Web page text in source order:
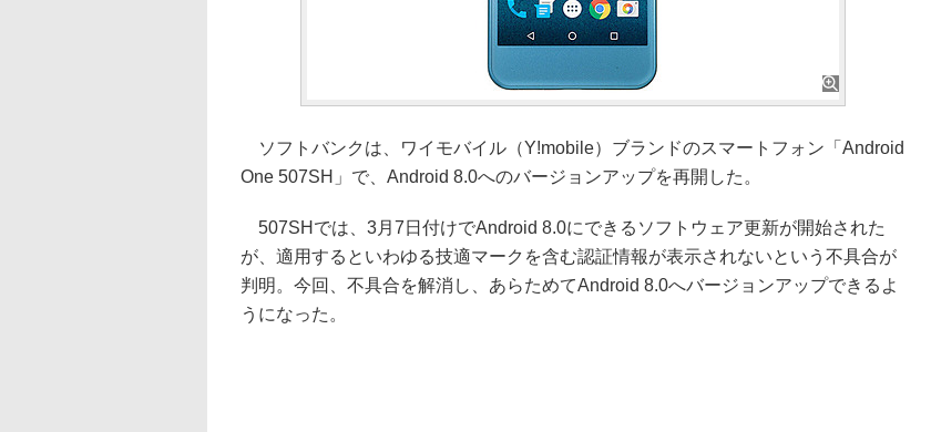
ソフトバンクは、ワイモバイル（Y!mobile）ブランドのスマートフォン「Android
One 507SH」で、Android 8.0へのバージョンアップを再開した。
507SHでは、3月7日付けでAndroid 8.0にできるソフトウェア更新が開始された
が、適用するといわゆる技適マークを含む認証情報が表示されないという不具合が
判明。今回、不具合を解消し、あらためてAndroid 8.0へバージョンアップできるよ
うになった。